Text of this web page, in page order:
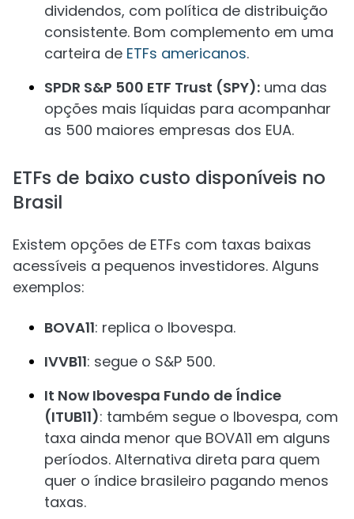
dividendos, com política de distribuição
consistente. Bom complemento em uma
carteira de ETFs americanos.
SPDR S&P 500 ETF Trust (SPY): uma das
opções mais líquidas para acompanhar
as 500 maiores empresas dos EUA.
ETFs de baixo custo disponíveis no
Brasil
Existem opções de ETFs com taxas baixas
acessíveis a pequenos investidores. Alguns
exemplos:
BOVA11: replica o Ibovespa.
IVVB11: segue o S&P 500.
It Now Ibovespa Fundo de Índice
(ITUB11): também segue o Ibovespa, com
taxa ainda menor que BOVA11 em alguns
períodos. Alternativa direta para quem
quer o índice brasileiro pagando menos
taxas.